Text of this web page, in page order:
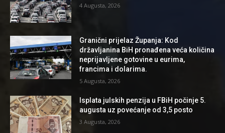
4 Augusta, 2026
Granični prijelaz Županja: Kod
državljanina BiH pronađena veća količina
neprijavljene gotovine u eurima,
francima i dolarima.
5 Augusta, 2026
Isplata julskih penzija u FBiH počinje 5.
augusta uz povećanje od 3,5 posto
3 Augusta, 2026